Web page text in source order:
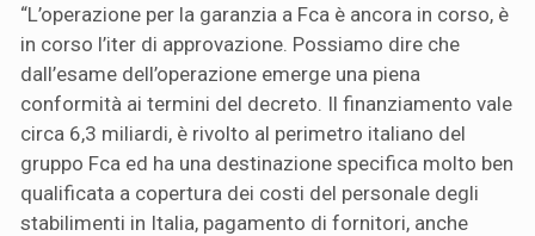
“L’operazione per la garanzia a Fca è ancora in corso, è
in corso l’iter di approvazione. Possiamo dire che
dall’esame dell’operazione emerge una piena
conformità ai termini del decreto. Il finanziamento vale
circa 6,3 miliardi, è rivolto al perimetro italiano del
gruppo Fca ed ha una destinazione specifica molto ben
qualificata a copertura dei costi del personale degli
stabilimenti in Italia, pagamento di fornitori, anche